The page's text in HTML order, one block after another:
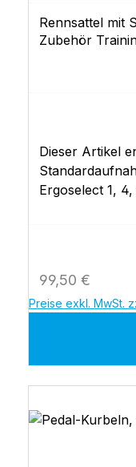
Rennsattel mit
Zubehör
Dieser Artikel
Ergoselect 1,
Regulärer Preis:
99,50 €
Preise exkl. MwSt.